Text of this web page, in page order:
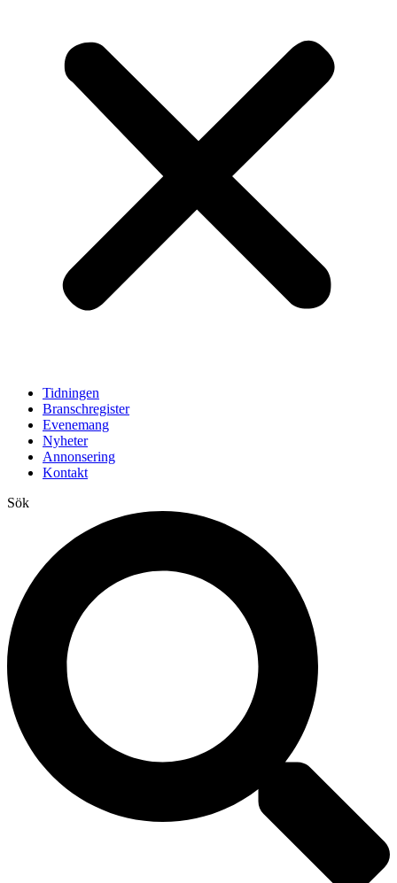
Tidningen
Branschregister
Evenemang
Nyheter
Annonsering
Kontakt
Sök